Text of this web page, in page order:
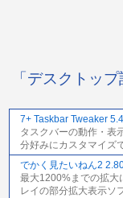
「デスクトッ
7+ Taskbar Tweaker 5.4
タスクバーの動作・表
分好みにカスタマイズ
でかく見たいねん2
最大1200%までの拡大
レイの部分拡大表示ソ